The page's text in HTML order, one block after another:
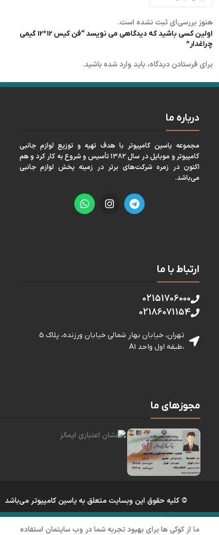
هنوز بررسی‌ای ثبت نشده است.
اولین کسی باشید که دیدگاهی می نویسد “فن کیس 12*12 گیمی
چراغدار”
برای فرستادن دیدگاه، باید وارد شده باشید.
درباره ما
مجموعه ياسين كامپيوتر با هدف تهيه و توزيع لوازم جانبی
كامپيوتر و موبايل در سال ١٣٨٢ تأسيس و شروع به كار كرد و هم
اكنون در زمره شركت‌های برتر در زمينه پخش لوازم جانبی
می‌باشد.
ارتباط با ما
02151706000
02186071154
تهران، خیابان بهار شمالی خيابان ورزنده، پلاک 5
،طبقه اول واحد A1
مجوزهای ما
© کلیه حقوق این وبسایت متعلق به یاسین کامپیوتر می‌باشد
ما از کوکی ها برای بهبود تجربه شما در وب سایتمان استفاده